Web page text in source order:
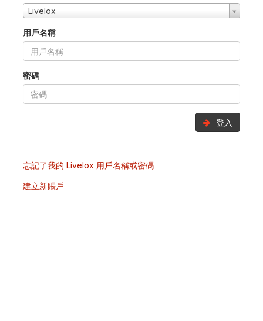
Livelox
用戶名稱
密碼
登入
忘記了我的 Livelox 用戶名稱或密碼
建立新賬戶